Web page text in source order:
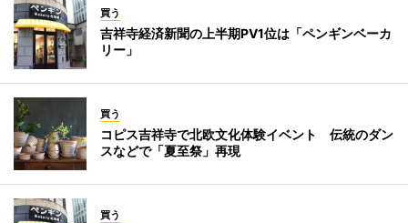
買う
吉祥寺経済新聞の上半期PV1位は「ペンギンベーカ
リー」
買う
コピス吉祥寺で北欧文化体験イベント 伝統のダン
スなどで「夏至祭」再現
買う